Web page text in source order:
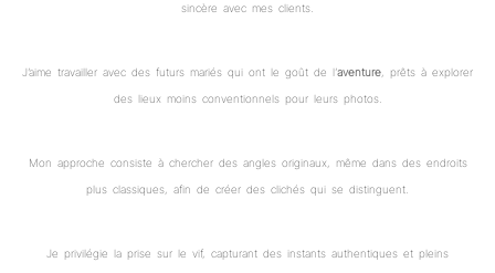
sincère avec mes clients.
J’aime travailler avec des futurs mariés qui ont le goût de l’aventure , prêts à explorer
des lieux moins conventionnels pour leurs photos.
Mon approche consiste à chercher des angles originaux, même dans des endroits
plus classiques, afin de créer des clichés qui se distinguent.
Je privilégie la prise sur le vif, capturant des instants authentiques et pleins